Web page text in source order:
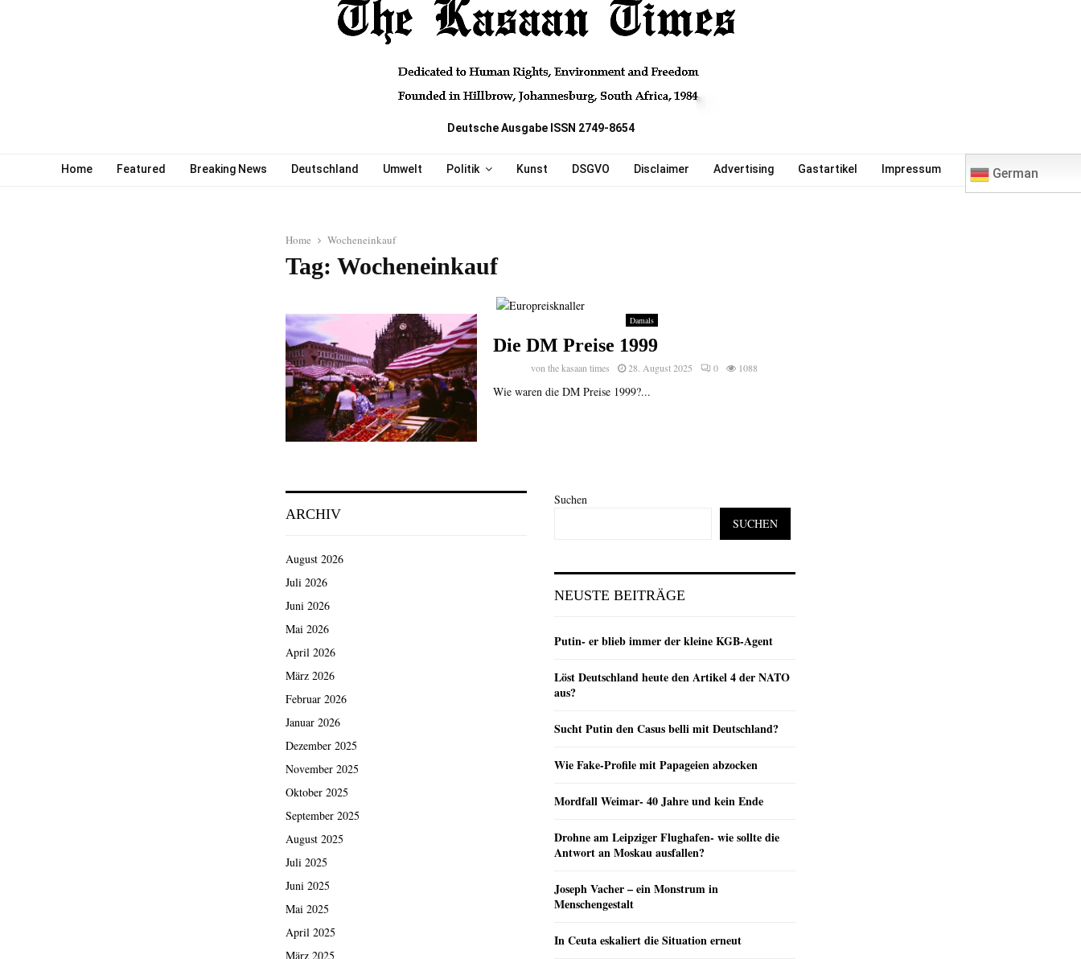
Deutsche Ausgabe ISSN 2749-8654
Home Featured Breaking News Deutschland Umwelt Politik Kunst DSGVO Disclaimer Advertising Gastartikel Impressum German
Home Wocheneinkauf
Tag: Wocheneinkauf
Damals
Die DM Preise 1999
vonthe kasaan times 28. August 2025 0 1088
Wie waren die DM Preise 1999?...
ARCHIV
August 2026
Juli 2026
Juni 2026
Mai 2026
April 2026
März 2026
Februar 2026
Januar 2026
Dezember 2025
November 2025
Oktober 2025
September 2025
August 2025
Juli 2025
Juni 2025
Mai 2025
April 2025
März 2025
Suchen
SUCHEN
NEUSTE BEITRÄGE
Putin- er blieb immer der kleine KGB-Agent
Löst Deutschland heute den Artikel 4 der NATO
aus?
Sucht Putin den Casus belli mit Deutschland?
Wie Fake-Profile mit Papageien abzocken
Mordfall Weimar- 40 Jahre und kein Ende
Drohne am Leipziger Flughafen- wie sollte die
Antwort an Moskau ausfallen?
Joseph Vacher – ein Monstrum in
Menschengestalt
In Ceuta eskaliert die Situation erneut